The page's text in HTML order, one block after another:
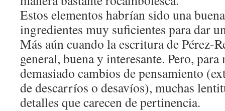
Estos elementos habrían sido una
ingredientes muy suficientes para dar
Más aún cuando la escritura de Pérez-
general, buena y interesante. Pero,
demasiado cambios de pensamiento
de descarríos o desavíos), muchas
detalles que carecen de pertinencia.